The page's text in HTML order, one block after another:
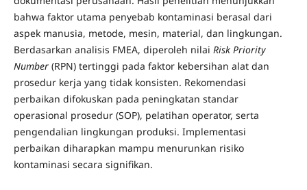
bahwa faktor utama penyebab kontaminasi berasal dari
aspek manusia, metode, mesin, material, dan lingkungan.
Berdasarkan analisis FMEA, diperoleh nilai Risk Priority
Number(RPN) tertinggi pada faktor kebersihan alat dan
prosedur kerja yang tidak konsisten. Rekomendasi
perbaikan difokuskan pada peningkatan standar
operasional prosedur (SOP), pelatihan operator, serta
pengendalian lingkungan produksi. Implementasi
perbaikan diharapkan mampu menurunkan risiko
kontaminasi secara signifikan.